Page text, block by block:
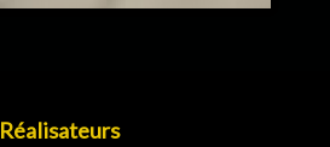
Réalisateurs